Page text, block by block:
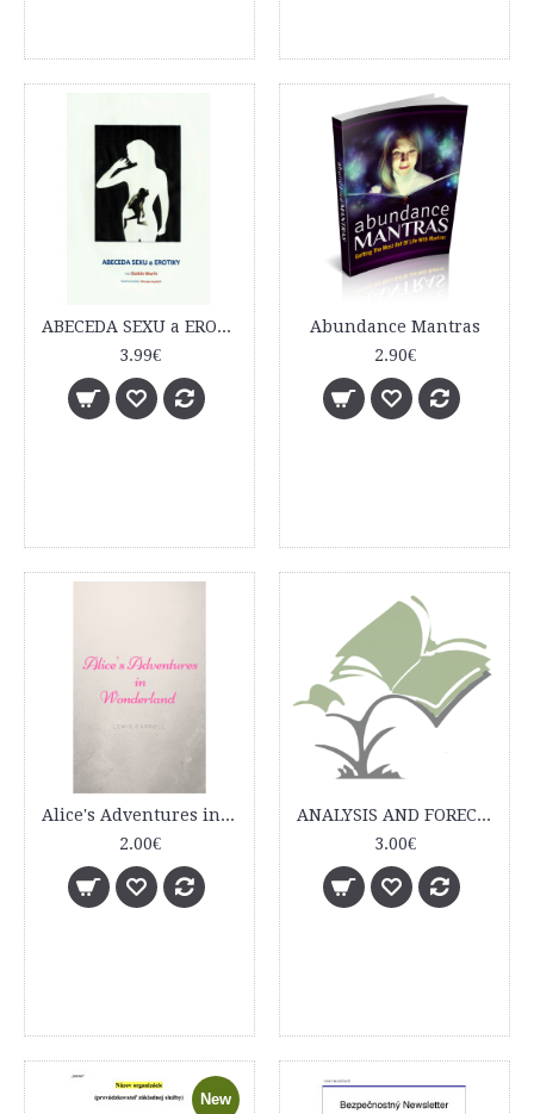
ABECEDA SEXU a EROTIKY
3.99€
Abundance Mantras
2.90€
Alice's Adventures in Wonderland
2.00€
ANALYSIS AND FORECAST OF THE COMPANY'S VALUE
3.00€
New